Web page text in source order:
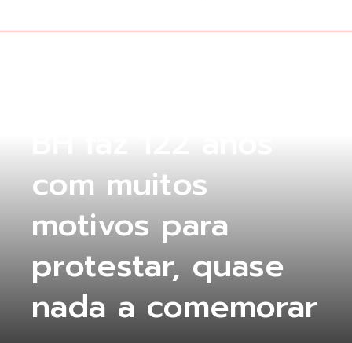
com muitos
motivos para
protestar, quase
nada a comemorar